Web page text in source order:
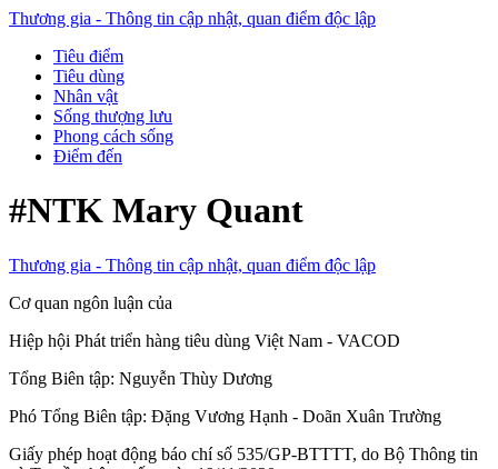
Thương gia - Thông tin cập nhật, quan điểm độc lập
Tiêu điểm
Tiêu dùng
Nhân vật
Sống thượng lưu
Phong cách sống
Điểm đến
#NTK Mary Quant
Thương gia - Thông tin cập nhật, quan điểm độc lập
Cơ quan ngôn luận của
Hiệp hội Phát triển hàng tiêu dùng Việt Nam - VACOD
Tổng Biên tập: Nguyễn Thùy Dương
Phó Tổng Biên tập: Đặng Vương Hạnh - Doãn Xuân Trường
Giấy phép hoạt động báo chí số 535/GP-BTTTT, do Bộ Thông tin